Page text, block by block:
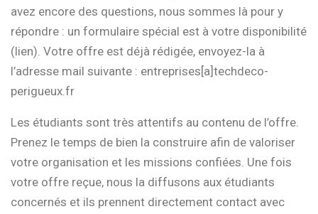
avez encore des questions, nous sommes là pour y
répondre : un formulaire spécial est à votre disponibilité
(lien). Votre offre est déjà rédigée, envoyez-la à
l’adresse mail suivante : entreprises[a]techdeco-
perigueux.fr
Les étudiants sont très attentifs au contenu de l’offre.
Prenez le temps de bien la construire afin de valoriser
votre organisation et les missions confiées. Une fois
votre offre reçue, nous la diffusons aux étudiants
concernés et ils prennent directement contact avec